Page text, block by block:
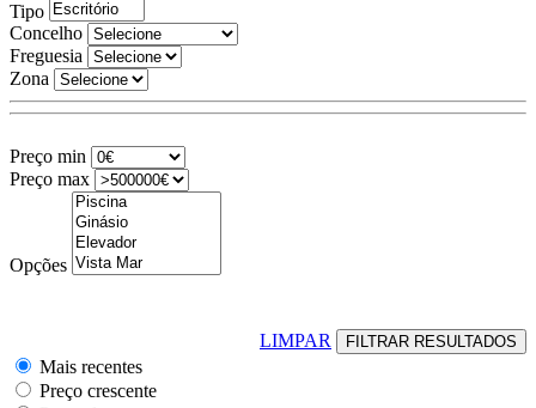
Tipo
Concelho
Freguesia
Zona
Preço min
Preço max
Opções
LIMPAR
Mais recentes
Preço crescente